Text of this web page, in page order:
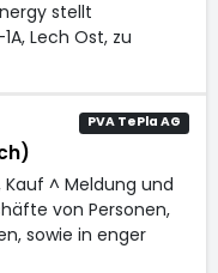
stellt
Lech Ost, zu
PVA TePla AG
Kauf ^ Meldung und
von Personen,
sowie in enger